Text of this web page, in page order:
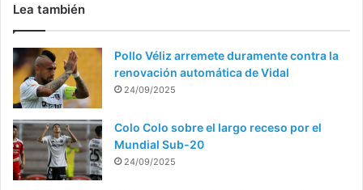
Lea también
Pollo Véliz arremete duramente contra la
renovación automática de Vidal
24/09/2025
Colo Colo sobre el largo receso por el
Mundial Sub-20
24/09/2025